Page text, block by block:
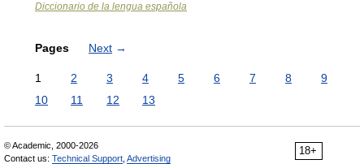
Diccionario de la lengua española
Pages Next →
1 2 3 4 5 6 7 8
9
10
11 12 13
18+
© Academic, 2000-2026
Contact us: Technical Support Advertising